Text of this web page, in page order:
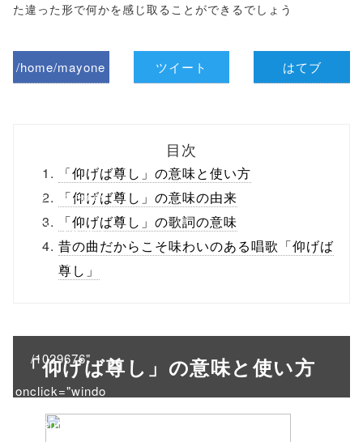
た違った形で何かを感じ取ることができるでしょう
/home/mayone
ml/wp-
content/themes
/tapbiz_theme/
parts/sns-
/1029676"
onclick="windo
w.open(this.hre
ツイート はてブ
目次
「仰げば尊し」の意味と使い方
「仰げば尊し」の意味の由来
「仰げば尊し」の歌詞の意味
昔の曲だからこそ味わいのある唱歌「仰げば
尊し」
「仰げば尊し」の意味と使い方